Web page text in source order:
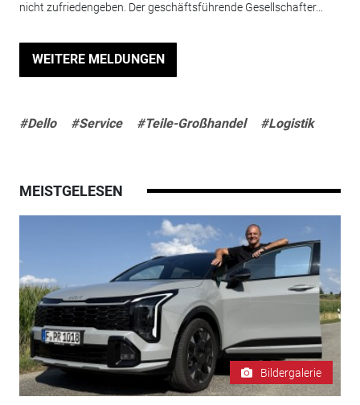
nicht zufriedengeben. Der geschäftsführende Gesellschafter...
WEITERE MELDUNGEN
#Dello #Service #Teile-Großhandel #Logistik
MEISTGELESEN
Bildergalerie